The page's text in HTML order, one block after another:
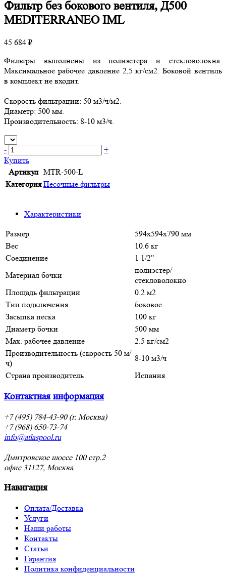
Фильтр без бокового вентиля, Д500
MEDITERRANEO IML
45 684 ₽
Фильтры выполнены из полиэстера и стекловолокна.
Максимальное рабочее давление 2,5 кг/см2. Боковой вентиль
в комплект не входит.
Скорость фильтрации: 50 м3/ч/м2.
Диаметр: 500 мм.
Производительность: 8-10 м3/ч.
-
+
Купить
Артикул MTR-500-L
Категория Песочные фильтры
Характеристики
Размер
594х594х790 мм
Вес
10.6 кг
Соединение
1 1/2"
Материал бочки
полиэстер/
стекловолокно
Площадь фильтрации
0.2 м2
Тип подключения
боковое
Засыпка песка
100 кг
Диаметр бочки
500 мм
Max. рабочее давление
2.5 кг/cм2
Производительность (скорость 50 м/
ч)
8-10 м3/ч
Страна производитель
Испания
Контактная информация
+7 (495) 784-43-90 (г. Москва)
+7 (968) 650-73-74
info@atlaspool.ru
Дмитровское шоссе 100 стр.2
офис 31127, Москва
Навигация
Оплата/Доставка
Услуги
Наши работы
Контакты
Статьи
Гарантия
Политика конфиденциальности